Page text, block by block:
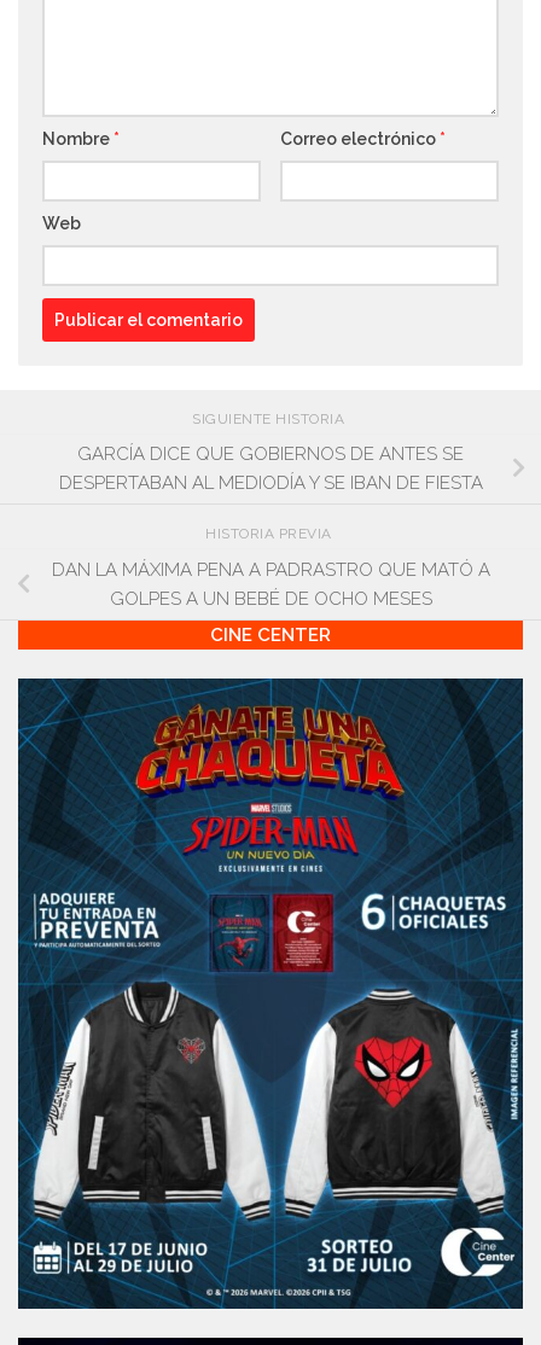
Nombre * Correo electrónico *
Web
SIGUIENTE HISTORIA
GARCÍA DICE QUE GOBIERNOS DE ANTES SE
DESPERTABAN AL MEDIODÍA Y SE IBAN DE FIESTA
HISTORIA PREVIA
DAN LA MÁXIMA PENA A PADRASTRO QUE MATÓ A
GOLPES A UN BEBÉ DE OCHO MESES
CINE CENTER